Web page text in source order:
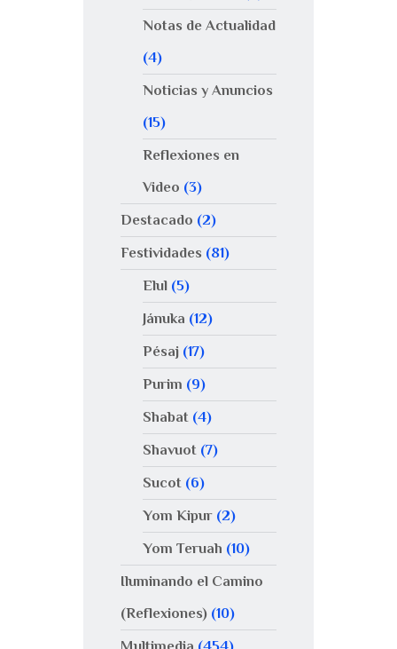
Notas de Actualidad
(4)
Noticias y Anuncios
(15)
Reflexiones en
Video (3)
Destacado (2)
Festividades (81)
Elul(5)
Jánuka (12)
Pésaj(17)
Purim (9)
Shabat(4)
Shavuot(7)
Sucot(6)
Yom Kipur(2)
Yom Teruah (10)
Iluminando el Camino
(Reflexiones) (10)